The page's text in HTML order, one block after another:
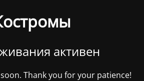
активен
Thank you for your patience!